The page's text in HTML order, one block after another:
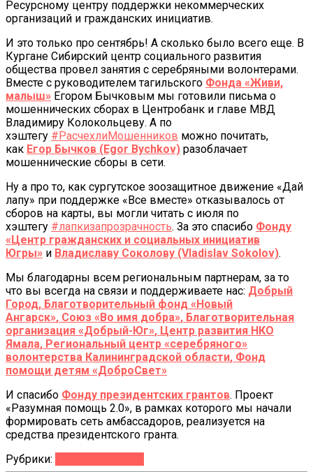
Ресурсному центру поддержки некоммерческих
организаций и гражданских инициатив.
И это только про сентябрь! А сколько было всего еще. В
Кургане Сибирский центр социального развития
общества провел занятия с серебряными волонтерами.
Вместе с руководителем тагильского Фонда «Живи,
малыш» Егором Бычковым мы готовили письма о
мошеннических сборах в Центробанк и главе МВД
Владимиру Колокольцеву. А по
хэштегу #РасчехлиМошенников можно почитать,
как Егор Бычков (Egor Bychkov) разоблачает
мошеннические сборы в сети.
Ну а про то, как сургутское зоозащитное движение «Дай
лапу» при поддержке «Все вместе» отказывалось от
сборов на карты, вы могли читать с июля по
хэштегу #лапкизапрозрачность. За это спасибо Фонду
«Центр гражданских и социальных инициатив
Югры» и Владиславу Соколову (Vladislav Sokolov).
Мы благодарны всем региональным партнерам, за то
что вы всегда на связи и поддерживаете нас: Добрый
Город, Благотворительный фонд «Новый
Ангарск», Союз «Во имя добра», Благотворительная
организация «Добрый-Юг», Центр развития НКО
Ямала, Региональный центр «серебряного»
волонтерства Калининградской области, Фонд
помощи детям «ДоброСвет»
И спасибо Фонду президентских грантов. Проект
«Разумная помощь 2.0», в рамках которого мы начали
формировать сеть амбассадоров, реализуется на
средства президентского гранта.
Рубрики: